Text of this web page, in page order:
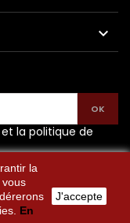

la
vous
En
J'accepte
la politique de